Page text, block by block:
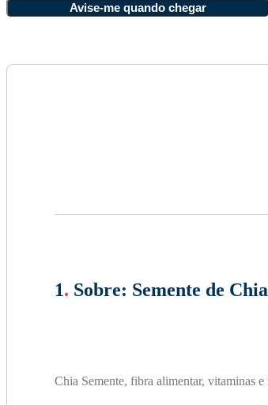
Avise-me quando chegar
1. Sobre: Semente de
Chia Semente, fibra alimentar, vitaminas e